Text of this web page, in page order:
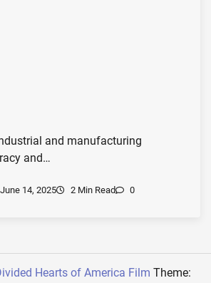
and manufacturing
and…
June 14, 2025 2 Min Read 0
Hearts of America Film Theme: